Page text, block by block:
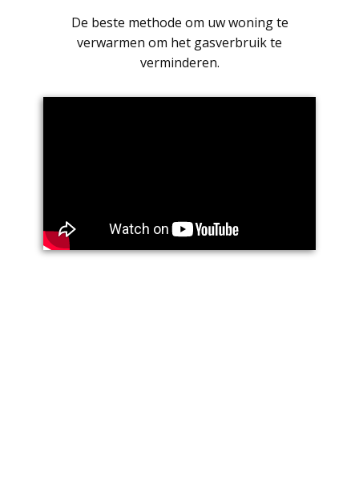
De beste methode om uw woning te
verwarmen om het gasverbruik te
verminderen.